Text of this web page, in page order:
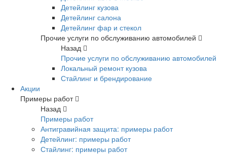
Детейлинг кузова
Детейлинг салона
Детейлинг фар и стекол
Прочие услуги по обслуживанию автомобилей
Назад
Прочие услуги по обслуживанию автомобилей
Локальный ремонт кузова
Стайлинг и брендирование
Акции
Примеры работ
Назад
Примеры работ
Антигравийная защита: примеры работ
Детейлинг: примеры работ
Стайлинг: примеры работ